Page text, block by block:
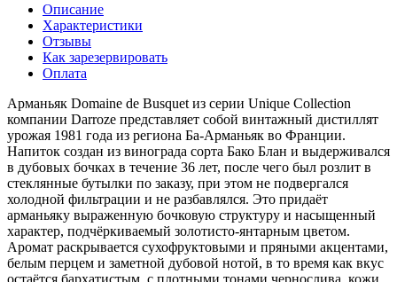
Описание
Характеристики
Отзывы
Как зарезервировать
Оплата
Арманьяк Domaine de Busquet из серии Unique Collection
компании Darroze представляет собой винтажный дистиллят
урожая 1981 года из региона Ба-Арманьяк во Франции.
Напиток создан из винограда сорта Бако Блан и выдерживался
в дубовых бочках в течение 36 лет, после чего был розлит в
стеклянные бутылки по заказу, при этом не подвергался
холодной фильтрации и не разбавлялся. Это придаёт
арманьяку выраженную бочковую структуру и насыщенный
характер, подчёркиваемый золотисто-янтарным цветом.
Аромат раскрывается сухофруктовыми и пряными акцентами,
белым перцем и заметной дубовой нотой, в то время как вкус
остаётся бархатистым, с плотными тонами чернослива, кожи